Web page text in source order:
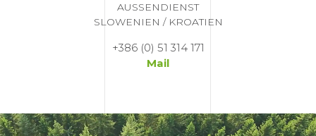
AUSSENDIENST
SLOWENIEN / KROATIEN
+386 (0) 51 314 171
Mail